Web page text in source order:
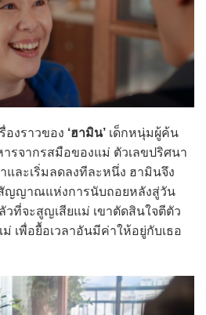
งราวของ ‘ฮามิน’ เด็กหนุ่มผู้ค้น
รจากรสมือของแม่ ตัวเลขปริศนา
และเริ่มลดลงทีละหนึ่ง ฮามินจึง
สัญญาณแห่งการนับถอยหลังสู่วัน
ที่จะสูญเสียแม่ เขาตัดสินใจตีตัว
เพื่อยื้อเวลาอันมีค่าให้อยู่กับเธอ